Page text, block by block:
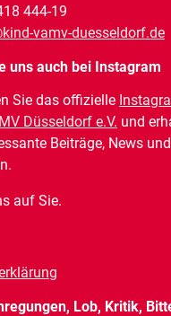
444-19
vamv-duesseldorf.de
uns auch bei Instagram
Sie das offizielle
Düsseldorf e.V. und
Beiträge, News und
auf Sie.
Lob, Kritik,